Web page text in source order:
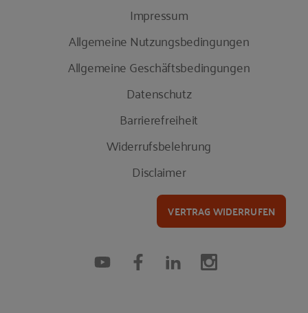
Impressum
Allgemeine Nutzungsbedingungen
Allgemeine Geschäftsbedingungen
Datenschutz
Barrierefreiheit
Widerrufsbelehrung
Disclaimer
VERTRAG WIDERRUFEN